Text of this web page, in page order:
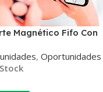
Magnético Fifo Con
, Oportunidades